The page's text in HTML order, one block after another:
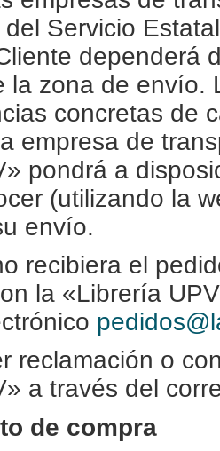
Servicio
dependerá
la zona de envío.
concretas de
empresa de
pondrá a
(utilizando la
envío.
recibiera el
la «Librería
reclamación o
a través del
de compra